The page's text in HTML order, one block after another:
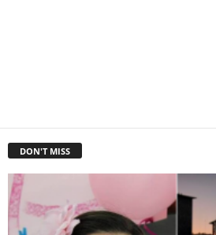
DON'T MISS